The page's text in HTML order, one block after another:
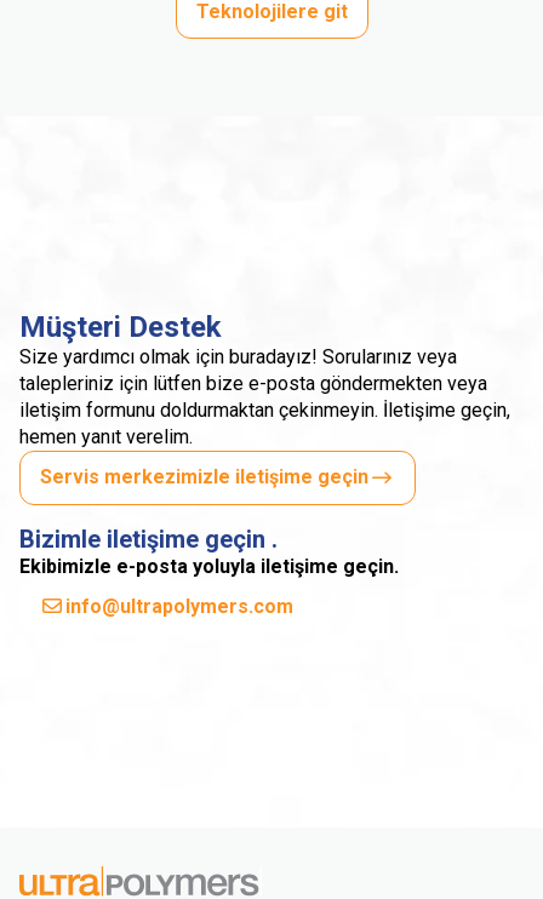
Teknolojilere git
Müşteri Destek
Size yardımcı olmak için buradayız! Sorularınız veya
talepleriniz için lütfen bize e-posta göndermekten veya
iletişim formunu doldurmaktan çekinmeyin. İletişime geçin,
hemen yanıt verelim.
Servis merkezimizle iletişime geçin
Bizimle iletişime geçin .
Ekibimizle e-posta yoluyla iletişime geçin.
info@ultrapolymers.com